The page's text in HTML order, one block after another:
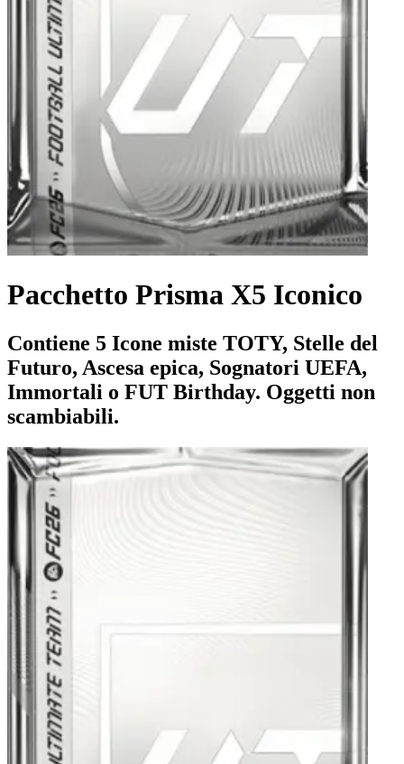
Pacchetto Prisma X5 Iconico
Contiene 5 Icone miste TOTY, Stelle del
Futuro, Ascesa epica, Sognatori UEFA,
Immortali o FUT Birthday. Oggetti non
scambiabili.